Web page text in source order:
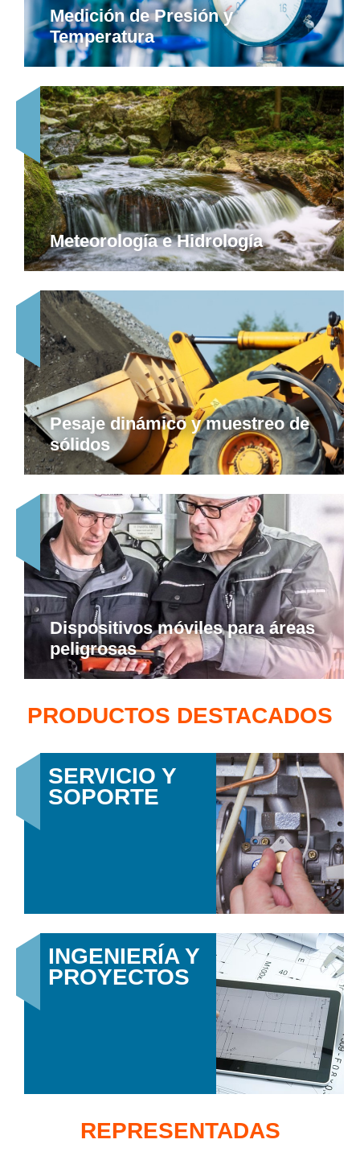
Medición de Presión y
Temperatura
Meteorología e Hidrología
Pesaje dinámico y muestreo de
sólidos
Dispositivos móviles para áreas
peligrosas
PRODUCTOS DESTACADOS
SERVICIO Y
SOPORTE
INGENIERÍA Y
PROYECTOS
REPRESENTADAS